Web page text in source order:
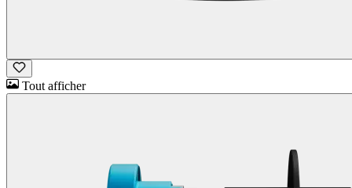
Tout afficher